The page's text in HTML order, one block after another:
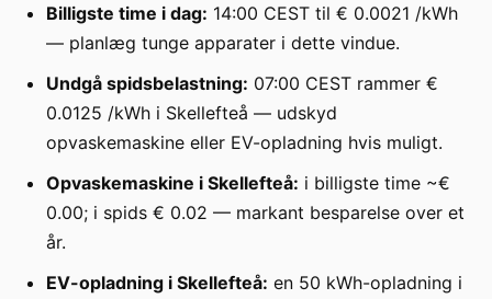
Billigste time i dag: 14:00 CEST til € 0.0021 /kWh
— planlæg tunge apparater i dette vindue.
Undgå spidsbelastning: 07:00 CEST rammer €
0.0125 /kWh i Skellefteå — udskyd
opvaskemaskine eller EV-opladning hvis muligt.
Opvaskemaskine i Skellefteå: i billigste time ~€
0.00; i spids € 0.02 — markant besparelse over et
år.
EV-opladning i Skellefteå: en 50 kWh-opladning i